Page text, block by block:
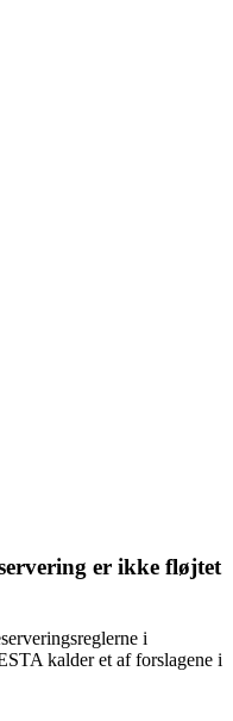
er ikke fløjtet
i
kalder et af forslagene i